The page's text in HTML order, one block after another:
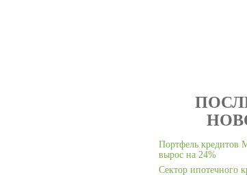
Портфель
вырос на 24%
Сектор ипотечного